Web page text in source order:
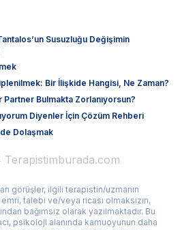
Susuzluğu Değişimin
Bir İlişkide Hangisi, Ne Zaman?
Bulmakta Zorlanıyorsun?
Diyenler İçin Çözüm Rehberi
Dolaşmak
görüşler, ilgili terapistin/uzmanın
talebi ve/veya ricası olmaksızın,
bağımsız olarak yazılmaktadır. Bu
psikoloji alanında kamuoyunun daha